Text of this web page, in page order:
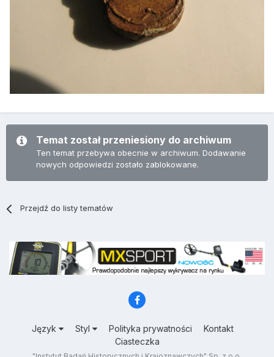
Temat został przeniesiony do archiwum
Ten temat przebywa obecnie w archiwum. Dodawanie
nowych odpowiedzi zostało zablokowane.
Przejdź do listy tematów
Język Styl Polityka prywatności
Kontakt
Ciasteczka